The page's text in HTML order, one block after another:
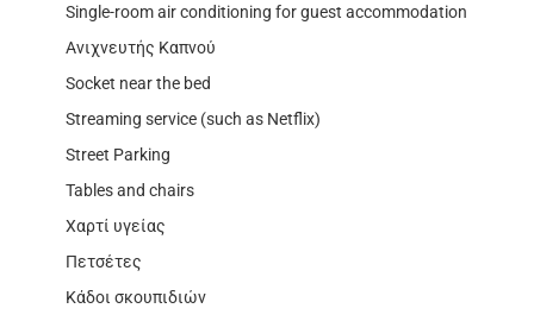
Single-room air conditioning for guest accommodation
Ανιχνευτής Καπνού
Socket near the bed
Streaming service (such as Netflix)
Street Parking
Tables and chairs
Χαρτί υγείας
Πετσέτες
Κάδοι σκουπιδιών